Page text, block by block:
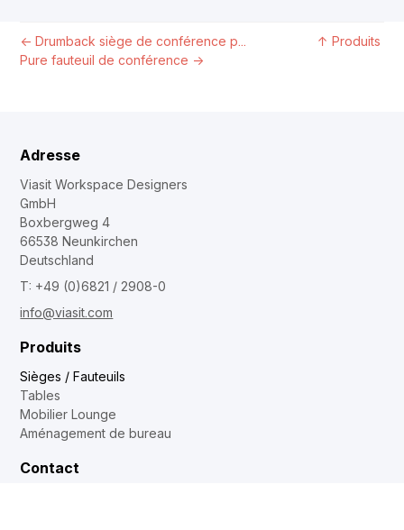
←Drumback siège de conférence p... ↑ Produits
Pure fauteuil de conférence →
Adresse
Viasit Workspace Designers
GmbH
Boxbergweg 4
66538 Neunkirchen
Deutschland
T: +49 (0)6821 / 2908-0
info@viasit.com
Produits
Sièges / Fauteuils
Tables
Mobilier Lounge
Aménagement de bureau
Contact